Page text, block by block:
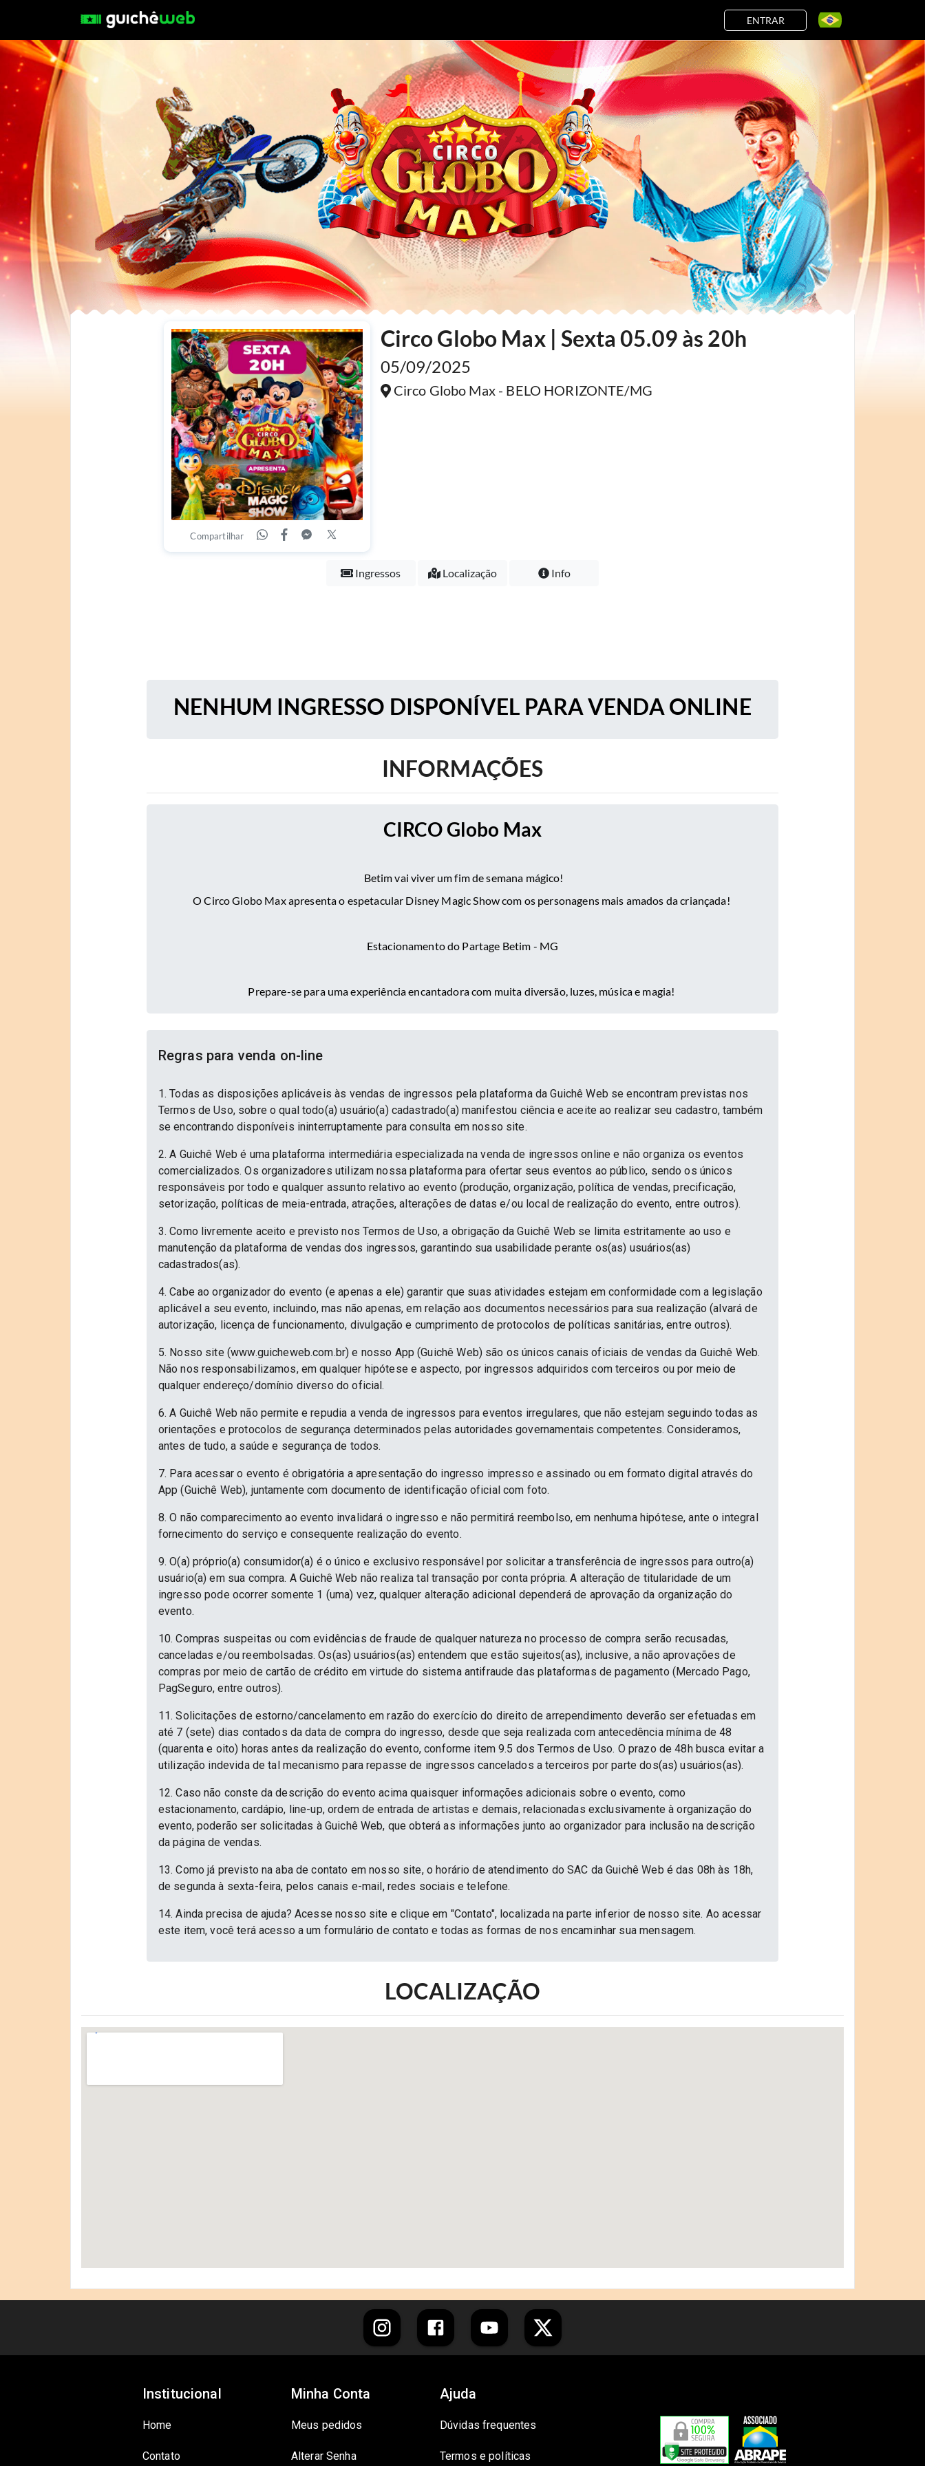
ENTRAR
Compartilhar
Circo Globo Max | Sexta 05.09 às 20h
05/09/2025
Circo Globo Max - BELO HORIZONTE/MG
Ingressos Localização Info
NENHUM INGRESSO DISPONÍVEL PARA VENDA ONLINE
INFORMAÇÕES
CIRCO Globo Max
Betim vai viver um fim de semana mágico!
O Circo Globo Max apresenta o espetacular Disney Magic Show com os personagens mais amados da criançada!
Estacionamento do Partage Betim - MG
Prepare-se para uma experiência encantadora com muita diversão, luzes, música e magia!
Regras para venda on-line
1. Todas as disposições aplicáveis às vendas de ingressos pela plataforma da Guichê Web se encontram previstas nos
Termos de Uso, sobre o qual todo(a) usuário(a) cadastrado(a) manifestou ciência e aceite ao realizar seu cadastro, também
se encontrando disponíveis ininterruptamente para consulta em nosso site.
2. A Guichê Web é uma plataforma intermediária especializada na venda de ingressos online e não organiza os eventos
comercializados. Os organizadores utilizam nossa plataforma para ofertar seus eventos ao público, sendo os únicos
responsáveis por todo e qualquer assunto relativo ao evento (produção, organização, política de vendas, precificação,
setorização, políticas de meia-entrada, atrações, alterações de datas e/ou local de realização do evento, entre outros).
3. Como livremente aceito e previsto nos Termos de Uso, a obrigação da Guichê Web se limita estritamente ao uso e
manutenção da plataforma de vendas dos ingressos, garantindo sua usabilidade perante os(as) usuários(as)
cadastrados(as).
4. Cabe ao organizador do evento (e apenas a ele) garantir que suas atividades estejam em conformidade com a legislação
aplicável a seu evento, incluindo, mas não apenas, em relação aos documentos necessários para sua realização (alvará de
autorização, licença de funcionamento, divulgação e cumprimento de protocolos de políticas sanitárias, entre outros).
5. Nosso site (www.guicheweb.com.br) e nosso App (Guichê Web) são os únicos canais oficiais de vendas da Guichê Web.
Não nos responsabilizamos, em qualquer hipótese e aspecto, por ingressos adquiridos com terceiros ou por meio de
qualquer endereço/domínio diverso do oficial.
6. A Guichê Web não permite e repudia a venda de ingressos para eventos irregulares, que não estejam seguindo todas as
orientações e protocolos de segurança determinados pelas autoridades governamentais competentes. Consideramos,
antes de tudo, a saúde e segurança de todos.
7. Para acessar o evento é obrigatória a apresentação do ingresso impresso e assinado ou em formato digital através do
App (Guichê Web), juntamente com documento de identificação oficial com foto.
8. O não comparecimento ao evento invalidará o ingresso e não permitirá reembolso, em nenhuma hipótese, ante o integral
fornecimento do serviço e consequente realização do evento.
9. O(a) próprio(a) consumidor(a) é o único e exclusivo responsável por solicitar a transferência de ingressos para outro(a)
usuário(a) em sua compra. A Guichê Web não realiza tal transação por conta própria. A alteração de titularidade de um
ingresso pode ocorrer somente 1 (uma) vez, qualquer alteração adicional dependerá de aprovação da organização do
evento.
10. Compras suspeitas ou com evidências de fraude de qualquer natureza no processo de compra serão recusadas,
canceladas e/ou reembolsadas. Os(as) usuários(as) entendem que estão sujeitos(as), inclusive, a não aprovações de
compras por meio de cartão de crédito em virtude do sistema antifraude das plataformas de pagamento (Mercado Pago,
PagSeguro, entre outros).
11. Solicitações de estorno/cancelamento em razão do exercício do direito de arrependimento deverão ser efetuadas em
até 7 (sete) dias contados da data de compra do ingresso, desde que seja realizada com antecedência mínima de 48
(quarenta e oito) horas antes da realização do evento, conforme item 9.5 dos Termos de Uso. O prazo de 48h busca evitar a
utilização indevida de tal mecanismo para repasse de ingressos cancelados a terceiros por parte dos(as) usuários(as).
12. Caso não conste da descrição do evento acima quaisquer informações adicionais sobre o evento, como
estacionamento, cardápio, line-up, ordem de entrada de artistas e demais, relacionadas exclusivamente à organização do
evento, poderão ser solicitadas à Guichê Web, que obterá as informações junto ao organizador para inclusão na descrição
da página de vendas.
13. Como já previsto na aba de contato em nosso site, o horário de atendimento do SAC da Guichê Web é das 08h às 18h,
de segunda à sexta-feira, pelos canais e-mail, redes sociais e telefone.
14. Ainda precisa de ajuda? Acesse nosso site e clique em "Contato", localizada na parte inferior de nosso site. Ao acessar
este item, você terá acesso a um formulário de contato e todas as formas de nos encaminhar sua mensagem.
LOCALIZAÇÃO
Institucional
Home
Contato
Minha Conta
Meus pedidos
Alterar Senha
Ajuda
Dúvidas frequentes
Termos e políticas